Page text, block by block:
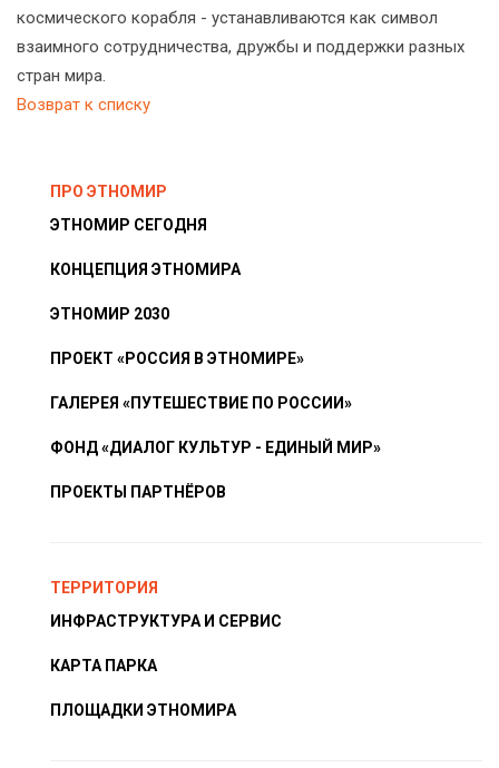
космического корабля - устанавливаются как символ
взаимного сотрудничества, дружбы и поддержки разных
стран мира.
Возврат к списку
ПРО ЭТНОМИР
ЭТНОМИР СЕГОДНЯ
КОНЦЕПЦИЯ ЭТНОМИРА
ЭТНОМИР 2030
ПРОЕКТ «РОССИЯ В ЭТНОМИРЕ»
ГАЛЕРЕЯ «ПУТЕШЕСТВИЕ ПО РОССИИ»
ФОНД «ДИАЛОГ КУЛЬТУР - ЕДИНЫЙ МИР»
ПРОЕКТЫ ПАРТНЁРОВ
ТЕРРИТОРИЯ
ИНФРАСТРУКТУРА И СЕРВИС
КАРТА ПАРКА
ПЛОЩАДКИ ЭТНОМИРА